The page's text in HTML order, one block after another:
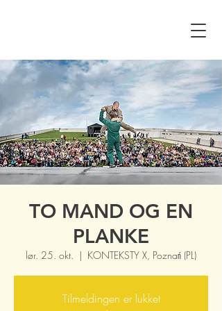
TO MAND OG EN
PLANKE
lør. 25. okt.
  |
KONTEKSTY X, Poznań (PL)
Tilmeldingen er lukket